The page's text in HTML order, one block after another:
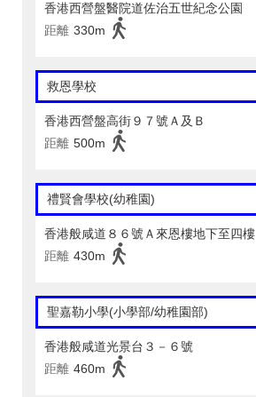
香港西營盤醫院道佐治五世紀念公園
距離 330m
救恩學校
香港西營盤高街９７號Ａ及Ｂ
距離 500m
禮賢會學校(幼稚園)
香港般咸道８６號Ａ來恩樓地下至四樓
距離 430m
聖嘉勒小學(小學部/幼稚園部)
香港般咸道光景台３－６號
距離 460m